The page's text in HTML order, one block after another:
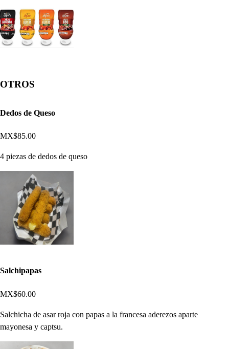
OTROS
Dedos de Queso
MX$85.00
4 piezas de dedos de queso
Salchipapas
MX$60.00
Salchicha de asar roja con papas a la francesa aderezos aparte
mayonesa y captsu.